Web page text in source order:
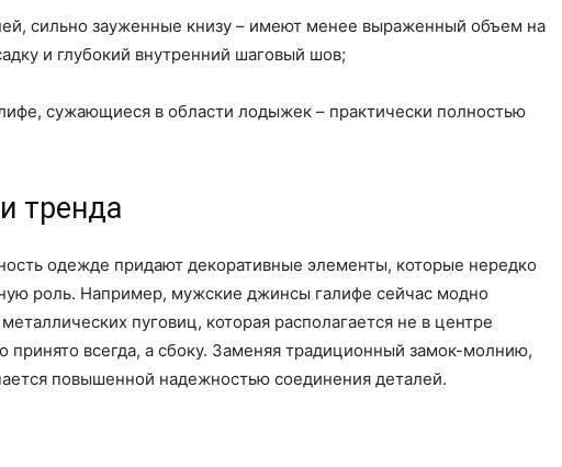
сильно зауженные книзу – имеют менее выраженный объем на
и глубокий внутренний шаговый шов;
сужающиеся в области лодыжек – практически полностью
тренда
одежде придают декоративные элементы, которые нередко
роль. Например, мужские джинсы галифе сейчас модно
пуговиц, которая располагается не в центре
принято всегда, а сбоку. Заменяя традиционный замок-молнию,
повышенной надежностью соединения деталей.